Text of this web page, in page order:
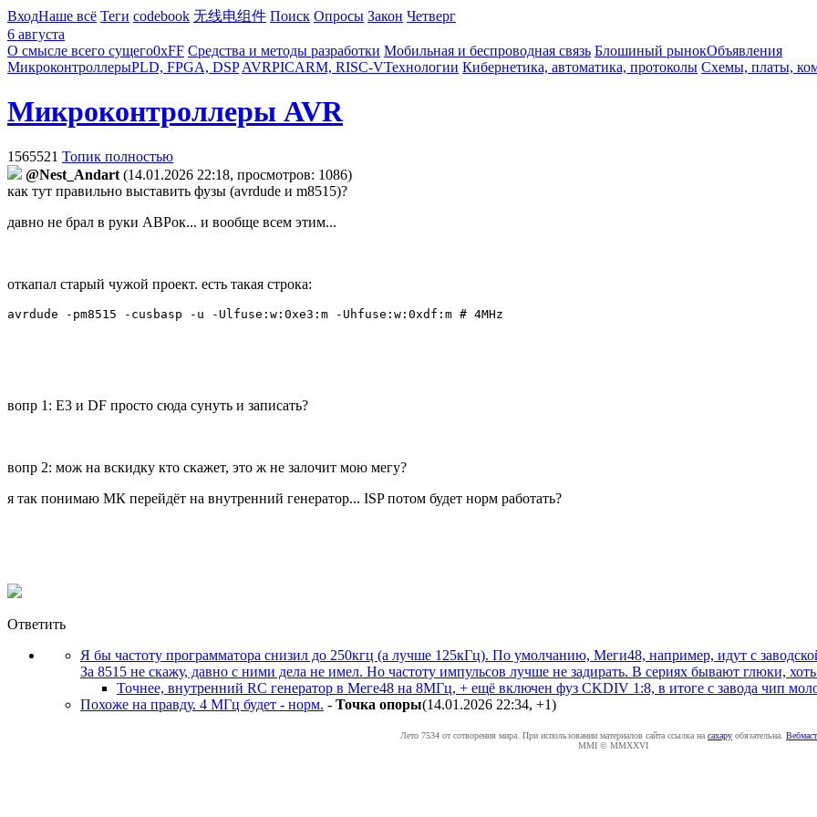
ВходНаше всё Теги codebook 无线电组件 Поиск Опросы Закон Четверг
6 августа
О смысле всего сущего0xFF Средства и методы разработки Мобильная и беспроводная связь Блошиный рынокОбъявления
МикроконтроллерыPLD, FPGA, DSP AVRPICARM, RISC-VТехнологии Кибернетика, автоматика, протоколы Схемы, платы,
Микроконтроллеры AVR
1565521 Топик полностью
@Nest_Andart (14.01.2026 22:18, просмотров: 1086)
как тут правильно выставить фузы (avrdude и m8515)?
давно не брал в руки АВРок... и вообще всем этим...
откапал старый чужой проект. есть такая строка:
avrdude -pm8515 -cusbasp -u -Ulfuse:w:0xe3:m -Uhfuse:w:0xdf:m # 4MHz
вопр 1: E3 и DF просто сюда сунуть и записать?
вопр 2: мож на вскидку кто скажет, это ж не залочит мою мегу?
я так понимаю МК перейдёт на внутренний генератор... ISP потом будет норм работать?
Ответить
Я бы частоту программатора снизил до 250кгц (а лучше 125кГц). По умолчанию, Меги48, например, идут с
За 8515 не скажу, давно с ними дела не имел. Но частоту импульсов лучше не задирать. В сериях бывают глюки,
Точнее, внутренний RC генератор в Меге48 на 8МГц, + ещё включен фуз CKDIV 1:8, в итоге с завода чип
Похоже на правду. 4 МГц будет - норм. - Toчкa oпopы(14.01.2026 22:34, +1)
Лето 7534 от сотворения мира. При использовании материалов сайта ссылка на caxapу обязательна.
MMI © MMXXVI